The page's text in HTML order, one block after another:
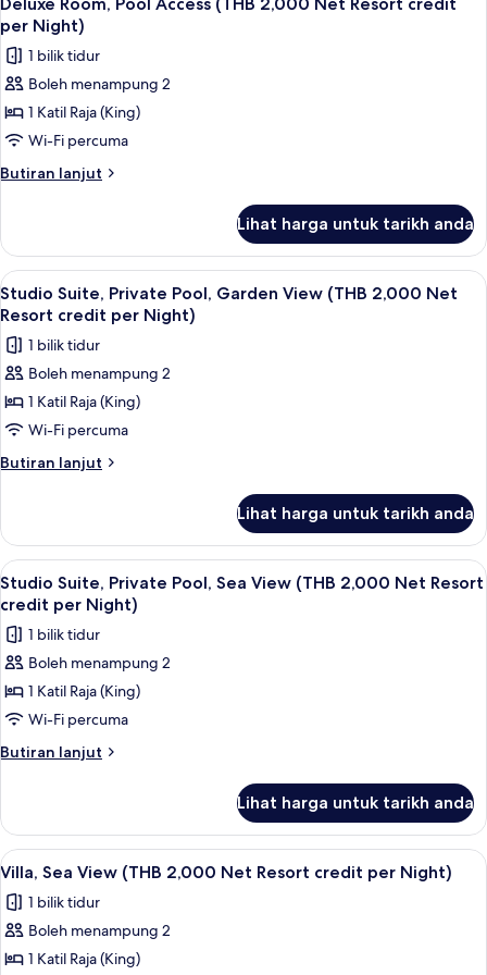
Night)
Net
Resort
credit
per
semua
foto
untuk
Deluxe
Room,
Pool
Access
Net
Resort
credit
per
Night)
per Night)
1 bilik tidur
Boleh menampung 2
1 Katil Raja (King)
Wi-Fi percuma
Butiran lanjut
Butiran
Room,
Pool
Access
(THB
Net
Resort
per
Night)
Lihat harga untuk tarikh anda
Lihat
semua
foto
untuk
Studio
Suite,
Private
Pool,
(THB
2,000
Net
Resort
credit
per
Night)
5
Studio Suite, Private Pool, Garden View (THB 2,000 Net
Resort credit per Night)
1 bilik tidur
Boleh menampung 2
1 Katil Raja (King)
Wi-Fi percuma
Butiran lanjut
Butiran
Suite,
Private
Pool,
Garden
(THB
2,000
Resort
credit
Night)
Lihat harga untuk tarikh anda
Lihat
semua
foto
untuk
Studio
Suite,
Private
Pool,
(THB
2,000
Net
Resort
credit
per
Bar mini, peti besi dalam bilik, meja,
5
Studio Suite, Private Pool, Sea View (THB 2,000 Net Resort
credit per Night)
1 bilik tidur
Boleh menampung 2
1 Katil Raja (King)
Wi-Fi percuma
Butiran lanjut
Butiran
Suite,
Private
Pool,
View
(THB
Net
Lihat harga untuk tarikh anda
Lihat
semua
foto
untuk
Villa,
4
Villa, Sea View (THB 2,000 Net Resort credit per Night)
1 bilik tidur
Boleh menampung 2
1 Katil Raja (King)